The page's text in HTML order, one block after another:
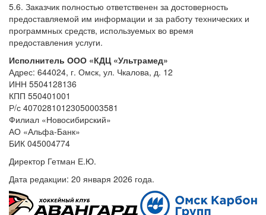
5.6. Заказчик полностью ответственен за достоверность
предоставляемой им информации и за работу технических и
программных средств, используемых во время
предоставления услуги.
Исполнитель ООО «КДЦ «Ультрамед»
Адрес: 644024, г. Омск, ул. Чкалова, д. 12
ИНН 5504128136
КПП 550401001
Р/с 40702810123050003581
Филиал «Новосибирский»
АО «Альфа-Банк»
БИК 045004774
Директор Гетман Е.Ю.
Дата редакции: 20 января 2026 года.